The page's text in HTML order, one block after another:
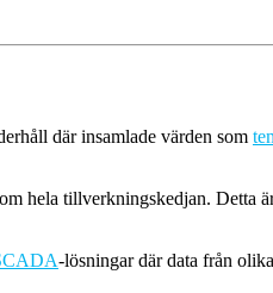
där insamlade värden som
hela tillverkningskedjan.
-lösningar där data från